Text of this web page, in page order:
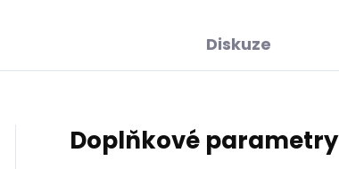
Diskuze
Doplňkové parametry